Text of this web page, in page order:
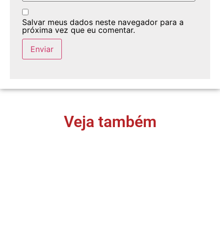
Salvar meus dados neste navegador para a
próxima vez que eu comentar.
Veja também